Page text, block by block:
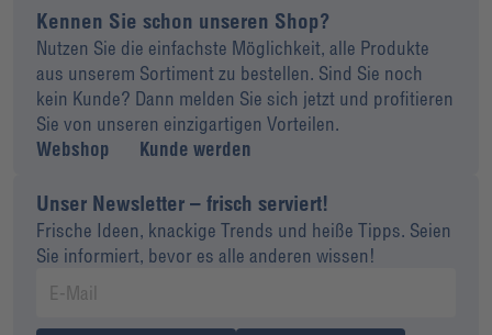
Kennen Sie schon unseren Shop?
Nutzen Sie die einfachste Möglichkeit, alle Produkte
aus unserem Sortiment zu bestellen. Sind Sie noch
kein Kunde? Dann melden Sie sich jetzt und profitieren
Sie von unseren einzigartigen Vorteilen.
Webshop
Kunde werden
Unser Newsletter – frisch serviert!
Frische Ideen, knackige Trends und heiße Tipps. Seien
Sie informiert, bevor es alle anderen wissen!